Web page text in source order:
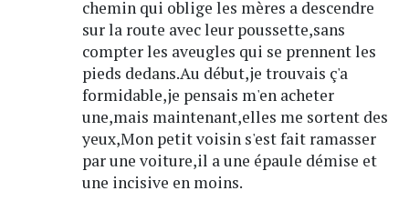
chemin qui oblige les mères a descendre
sur la route avec leur poussette,sans
compter les aveugles qui se prennent les
pieds dedans.Au début,je trouvais ç'a
formidable,je pensais m'en acheter
une,mais maintenant,elles me sortent des
yeux,Mon petit voisin s'est fait ramasser
par une voiture,il a une épaule démise et
une incisive en moins.